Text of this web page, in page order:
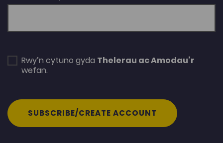
Rwy’n cytuno gyda Thelerau ac Amodau’r
wefan.
SUBSCRIBE/CREATE ACCOUNT